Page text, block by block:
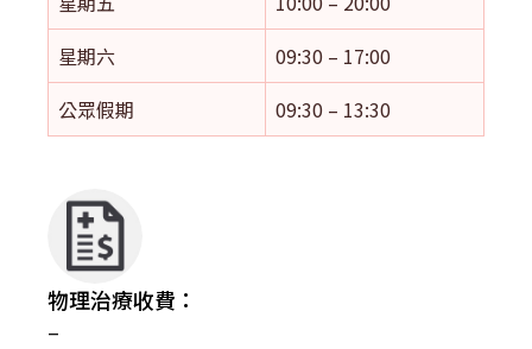
星期六
09:30 – 17:00
公眾假期
09:30 – 13:30
物理治療收費：
–